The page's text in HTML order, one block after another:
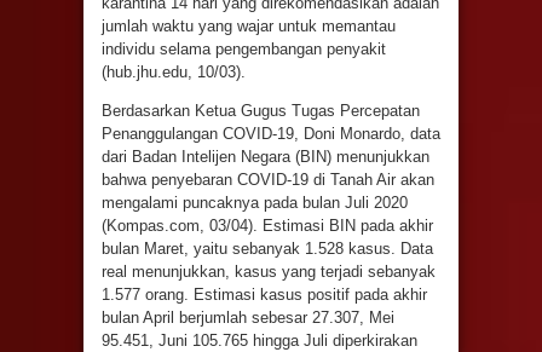
jumlah waktu yang wajar untuk memantau
individu selama pengembangan penyakit
(hub.jhu.edu, 10/03).
Berdasarkan Ketua Gugus Tugas Percepatan
Penanggulangan COVID-19, Doni Monardo, data
dari Badan Intelijen Negara (BIN) menunjukkan
bahwa penyebaran COVID-19 di Tanah Air akan
mengalami puncaknya pada bulan Juli 2020
(Kompas.com, 03/04). Estimasi BIN pada akhir
bulan Maret, yaitu sebanyak 1.528 kasus. Data
real menunjukkan, kasus yang terjadi sebanyak
1.577 orang. Estimasi kasus positif pada akhir
bulan April berjumlah sebesar 27.307, Mei
95.451, Juni 105.765 hingga Juli diperkirakan